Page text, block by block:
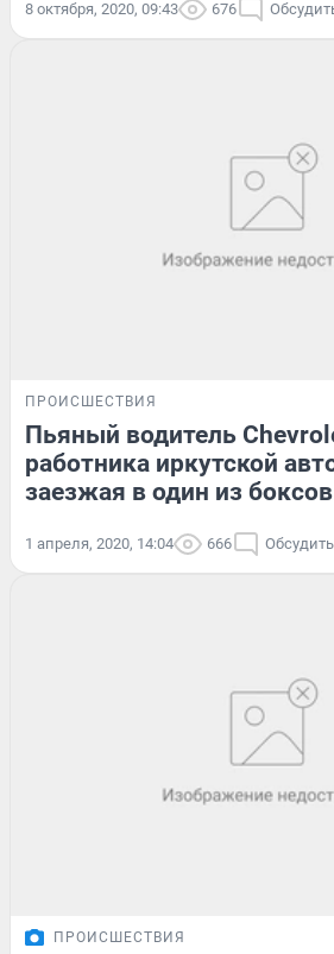
8 октября, 2020, 09:43 676
ПРОИСШЕСТВИЯ
Пьяный водитель
работника иркутской
заезжая в один из боксов
1 апреля, 2020, 14:04 666 Обсудить
ПРОИСШЕСТВИЯ